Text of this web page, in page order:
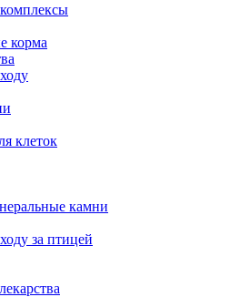
корма
клеток
камни
за птицей